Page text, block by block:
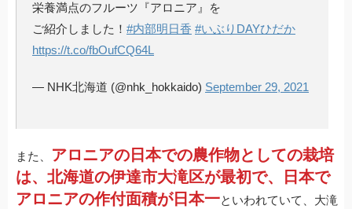
栄養満点のフルーツ『アロニア』を
ご紹介しました！ #内部明日香 #いぶりDAYひだか
https://t.co/fbOufCQ64L
— NHK北海道 (@nhk_hokkaido) September 29, 2021
また、
アロニアの日本での農作物としての栽培
は、北海道の伊達市大滝区が最初で、日本で
アロニアの作付面積が日本一といわれていて、大滝